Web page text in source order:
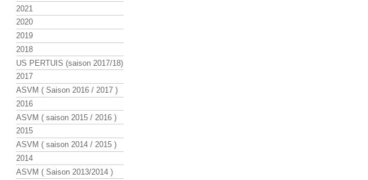
2021
2020
2019
2018
US PERTUIS (saison 2017/18)
2017
ASVM ( Saison 2016 / 2017 )
2016
ASVM ( saison 2015 / 2016 )
2015
ASVM ( saison 2014 / 2015 )
2014
ASVM ( Saison 2013/2014 )